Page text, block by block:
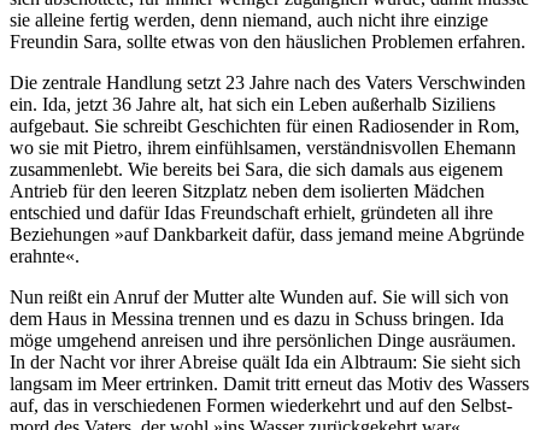
sie alleine fertig werden, denn niemand, auch nicht ihre einzige
Freundin Sara, sollte etwas von den häus­lichen Problemen erfahren.
Die zentrale Handlung setzt 23 Jahre nach des Vaters Verschwinden
ein. Ida, jetzt 36 Jahre alt, hat sich ein Leben außerhalb Siziliens
aufgebaut. Sie schreibt Geschich­ten für einen Radio­sender in Rom,
wo sie mit Pietro, ihrem einfühl­samen, verständ­nisvollen Ehemann
zusam­menlebt. Wie bereits bei Sara, die sich damals aus eigenem
Antrieb für den leeren Sitzplatz neben dem isolier­ten Mädchen
entschied und dafür Idas Freund­schaft erhielt, gründeten all ihre
Bezie­hungen »auf Dank­barkeit dafür, dass jemand meine Abgründe
erahnte«.
Nun reißt ein Anruf der Mutter alte Wunden auf. Sie will sich von
dem Haus in Messina trennen und es dazu in Schuss bringen. Ida
möge umgehend anreisen und ihre persön­lichen Dinge ausräumen.
In der Nacht vor ihrer Abreise quält Ida ein Albtraum: Sie sieht sich
langsam im Meer ertrinken. Damit tritt erneut das Motiv des Wassers
auf, das in verschie­denen Formen wieder­kehrt und auf den Selbst­